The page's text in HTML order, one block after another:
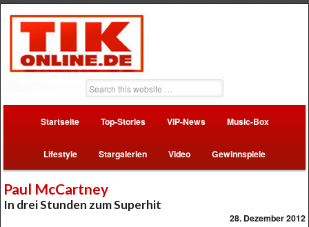
Startseite Top-Stories VIP-News Music-Box
Lifestyle Stargalerien Video Gewinnspiele
Paul McCartney
In drei Stunden zum Superhit
28. Dezember 2012